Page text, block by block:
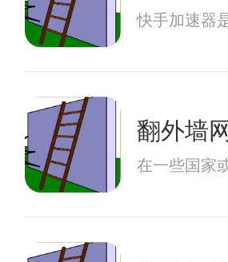
快手加速器
翻外墙
在一些国家